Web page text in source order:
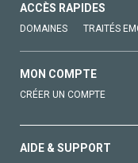
ACCÈS RAPIDES
DOMAINES TRAITÉS
MON COMPTE
CRÉER UN COMPTE
AIDE & SUPPORT